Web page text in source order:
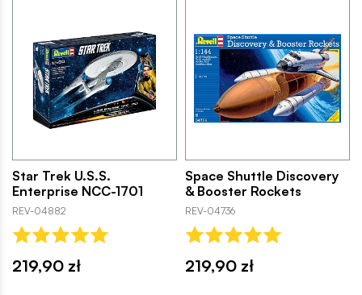
Star Trek U.S.S.
Enterprise NCC-1701
REV-04882
219,90 zł
Space Shuttle Discovery
& Booster Rockets
REV-04736
219,90 zł